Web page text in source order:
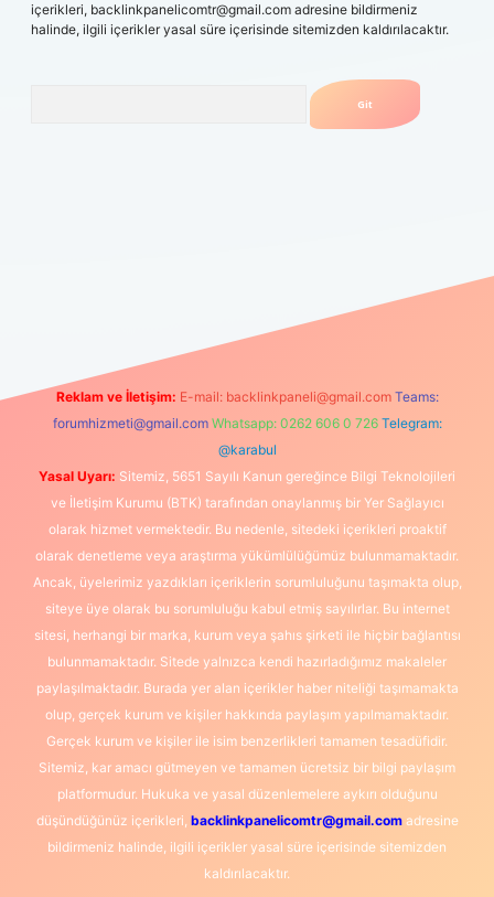
içerikleri, backlinkpanelicomtr@gmail.com adresine bildirmeniz
halinde, ilgili içerikler yasal süre içerisinde sitemizden kaldırılacaktır.
betexper güncel giriş
Reklam ve İletişim: E-mail: backlinkpaneli@gmail.com Teams:
forumhizmeti@gmail.com Whatsapp: 0262 606 0 726 Telegram:
@karabul
Yasal Uyarı: Sitemiz, 5651 Sayılı Kanun gereğince Bilgi Teknolojileri
ve İletişim Kurumu (BTK) tarafından onaylanmış bir Yer Sağlayıcı
olarak hizmet vermektedir. Bu nedenle, sitedeki içerikleri proaktif
olarak denetleme veya araştırma yükümlülüğümüz bulunmamaktadır.
Ancak, üyelerimiz yazdıkları içeriklerin sorumluluğunu taşımakta olup,
siteye üye olarak bu sorumluluğu kabul etmiş sayılırlar. Bu internet
sitesi, herhangi bir marka, kurum veya şahıs şirketi ile hiçbir bağlantısı
bulunmamaktadır. Sitede yalnızca kendi hazırladığımız makaleler
paylaşılmaktadır. Burada yer alan içerikler haber niteliği taşımamakta
olup, gerçek kurum ve kişiler hakkında paylaşım yapılmamaktadır.
Gerçek kurum ve kişiler ile isim benzerlikleri tamamen tesadüfidir.
Sitemiz, kar amacı gütmeyen ve tamamen ücretsiz bir bilgi paylaşım
platformudur. Hukuka ve yasal düzenlemelere aykırı olduğunu
düşündüğünüz içerikleri, backlinkpanelicomtr@gmail.comadresine
bildirmeniz halinde, ilgili içerikler yasal süre içerisinde sitemizden
kaldırılacaktır.